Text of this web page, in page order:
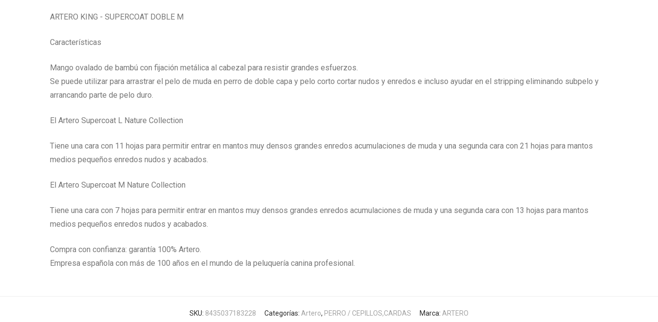
ARTERO KING - SUPERCOAT DOBLE M
Características
Mango ovalado de bambú con fijación metálica al cabezal para resistir grandes esfuerzos.
Se puede utilizar para arrastrar el pelo de muda en perro de doble capa y pelo corto cortar nudos y enredos e incluso ayudar en el stripping eliminando subpelo y
arrancando parte de pelo duro.
El Artero Supercoat L Nature Collection
Tiene una cara con 11 hojas para permitir entrar en mantos muy densos grandes enredos acumulaciones de muda y una segunda cara con 21 hojas para mantos
medios pequeños enredos nudos y acabados.
El Artero Supercoat M Nature Collection
Tiene una cara con 7 hojas para permitir entrar en mantos muy densos grandes enredos acumulaciones de muda y una segunda cara con 13 hojas para mantos
medios pequeños enredos nudos y acabados.
Compra con confianza: garantía 100% Artero.
Empresa española con más de 100 años en el mundo de la peluquería canina profesional.
SKU: 8435037183228 Categorías: Artero, PERRO / CEPILLOS,CARDAS Marca: ARTERO